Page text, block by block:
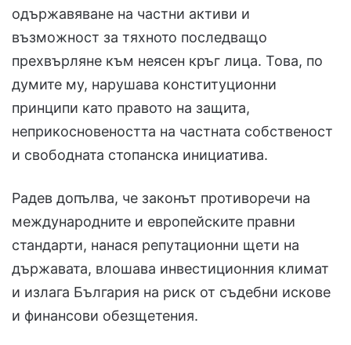
одържавяване на частни активи и
възможност за тяхното последващо
прехвърляне към неясен кръг лица. Това, по
думите му, нарушава конституционни
принципи като правото на защита,
неприкосновеността на частната собственост
и свободната стопанска инициатива.
Радев допълва, че законът противоречи на
международните и европейските правни
стандарти, нанася репутационни щети на
държавата, влошава инвестиционния климат
и излага България на риск от съдебни искове
и финансови обезщетения.